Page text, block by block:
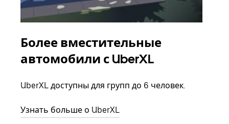
Более вместительные
автомобили с UberXL
UberXL доступны для групп до 6 человек.
Узнать больше о UberXL